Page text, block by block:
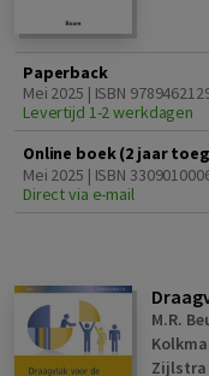
Paperback
Mei 2025 | ISBN
Levertijd 1-2 werkdagen
Online boek (2 jaar
Mei 2025 | ISBN
Direct via e-mail
M.R.
Zijlstra